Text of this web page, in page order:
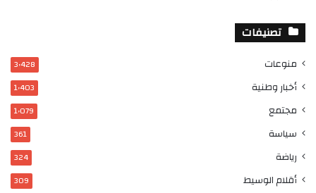
تصنيفات
منوعات 3٬428
أخبار وطنية 1٬403
مجتمع 1٬079
سياسة 361
رياضة 324
أقلام الوسيط 309